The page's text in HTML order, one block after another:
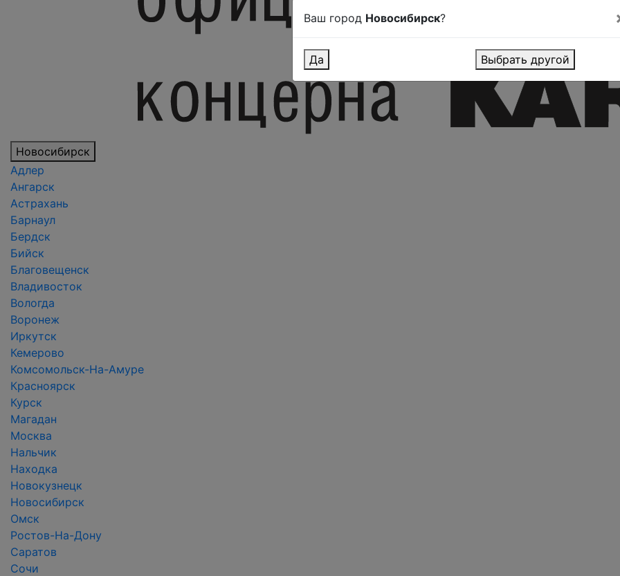
Новосибирск
Адлер
Ангарск
Астрахань
Барнаул
Бердск
Бийск
Благовещенск
Владивосток
Вологда
Воронеж
Иркутск
Кемерово
Комсомольск-На-Амуре
Красноярск
Курск
Магадан
Москва
Нальчик
Находка
Новокузнецк
Новосибирск
Омск
Ростов-На-Дону
Саратов
Сочи
Ваш город Новосибирск?
Да Выбрать другой